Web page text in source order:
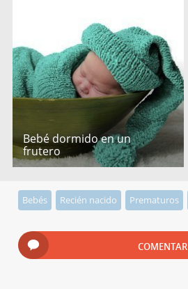
Bebé dormido en un
frutero
Bebés Recién nacido Prematuros
COMENTAR